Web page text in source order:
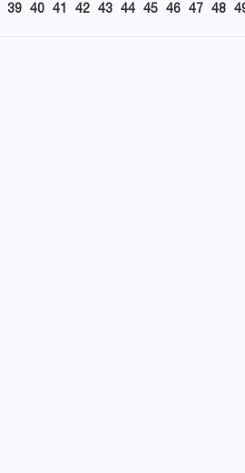
39 40 41 42 43 44 45 46 47 48